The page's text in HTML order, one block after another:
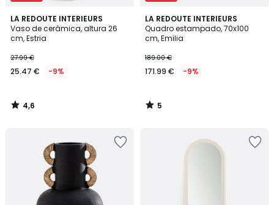
LA REDOUTE INTERIEURS
Vaso de cerâmica, altura 26
cm, Estria
27.99 €
25.47 € -9%
4,6
/ 5
4,6
/
LA REDOUTE INTERIEURS
Quadro estampado, 70x100
cm, Emilia
189.00 €
171.99 € -9%
5
/
5
5
/